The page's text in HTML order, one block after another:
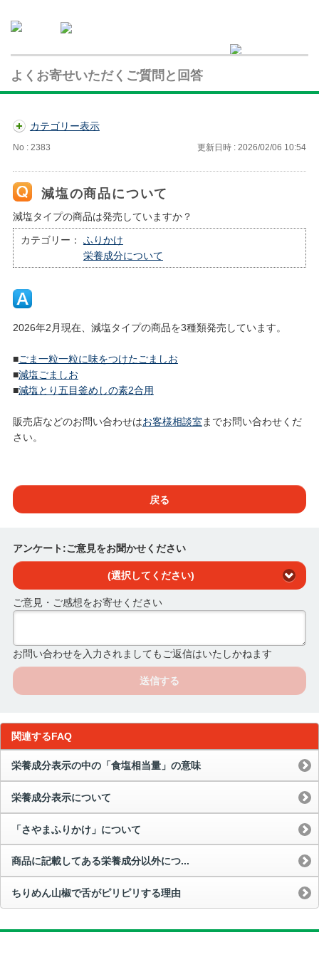
よくお寄せいただくご質問と回答
カテゴリー表示
No : 2383 更新日時 : 2026/02/06 10:54
減塩の商品について
減塩タイプの商品は発売していますか？
カテゴリー：
ふりかけ
栄養成分について
2026年2月現在、減塩タイプの商品を3種類発売しています。
■ごま一粒一粒に味をつけたごましお
■減塩ごましお
■減塩とり五目釜めしの素2合用
販売店などのお問い合わせはお客様相談室までお問い合わせくだ
さい。
戻る
アンケート:ご意見をお聞かせください
(選択してください)
ご意見・ご感想をお寄せください
お問い合わせを入力されましてもご返信はいたしかねます
送信する
関連するFAQ
栄養成分表示の中の「食塩相当量」の意味
栄養成分表示について
「さやまふりかけ」について
商品に記載してある栄養成分以外につ...
ちりめん山椒で舌がピリピリする理由